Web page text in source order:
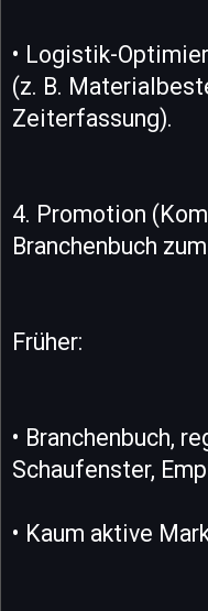
• Logistik-
(z. B.
Zeiterfassung).
4. Promotion
Branchenbuch
Früher:
• Branchenbuch,
Schaufenster,
• Kaum aktive